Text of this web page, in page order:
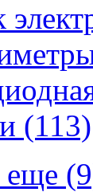
(113)
еще